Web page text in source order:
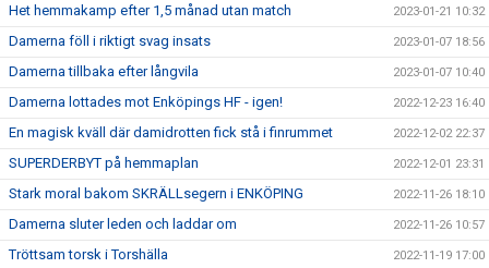
Het hemmakamp efter 1,5 månad utan match 2023-01-21 10:32
Damerna föll i riktigt svag insats 2023-01-07 18:56
Damerna tillbaka efter långvila 2023-01-07 10:40
Damerna lottades mot Enköpings HF - igen! 2022-12-23 16:40
En magisk kväll där damidrotten fick stå i finrummet 2022-12-02 22:37
SUPERDERBYT på hemmaplan 2022-12-01 23:31
Stark moral bakom SKRÄLLsegern i ENKÖPING 2022-11-26 18:10
Damerna sluter leden och laddar om 2022-11-26 10:57
Tröttsam torsk i Torshälla 2022-11-19 17:00